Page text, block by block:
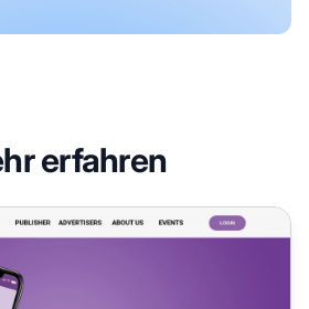
erfahren
Programm